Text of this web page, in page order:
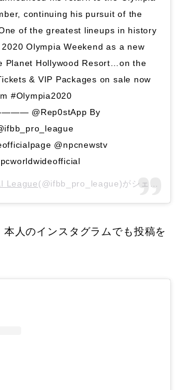
continuing his pursuit of the
of the greatest lineups in history
Olympia Weekend as a new
Planet Hollywood Resort…on the
& VIP Packages on sale now
#Olympia2020
@Rep0stApp By
@npcnewstv
League(@ifbb_pro_league)がシェアした投稿 –
本人のインスタグラムでも投稿を